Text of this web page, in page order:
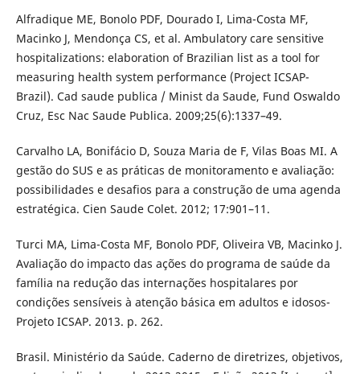
Alfradique ME, Bonolo PDF, Dourado I, Lima-Costa MF,
Macinko J, Mendonça CS, et al. Ambulatory care sensitive
hospitalizations: elaboration of Brazilian list as a tool for
measuring health system performance (Project ICSAP-
Brazil). Cad saude publica / Minist da Saude, Fund Oswaldo
Cruz, Esc Nac Saude Publica. 2009;25(6):1337–49.
Carvalho LA, Bonifácio D, Souza Maria de F, Vilas Boas MI. A
gestão do SUS e as práticas de monitoramento e avaliação:
possibilidades e desafios para a construção de uma agenda
estratégica. Cien Saude Colet. 2012; 17:901–11.
Turci MA, Lima-Costa MF, Bonolo PDF, Oliveira VB, Macinko J.
Avaliação do impacto das ações do programa de saúde da
família na redução das internações hospitalares por
condições sensíveis à atenção básica em adultos e idosos-
Projeto ICSAP. 2013. p. 262.
Brasil. Ministério da Saúde. Caderno de diretrizes, objetivos,